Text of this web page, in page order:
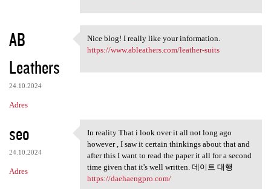
AB
Leathers
24.10.2024
Adres
Nice blog! I really like your
Nice blog! I really like your information.
https://www.ableathers.com/leather-suits
seo
24.10.2024
Adres
In reality That i look over
In reality That i look over it all not long ago
however , I saw it certain thinkings about that and
after this I want to read the paper it all for a second
time given that it's well written. 데이트 대행
https://daehaengpro.com/